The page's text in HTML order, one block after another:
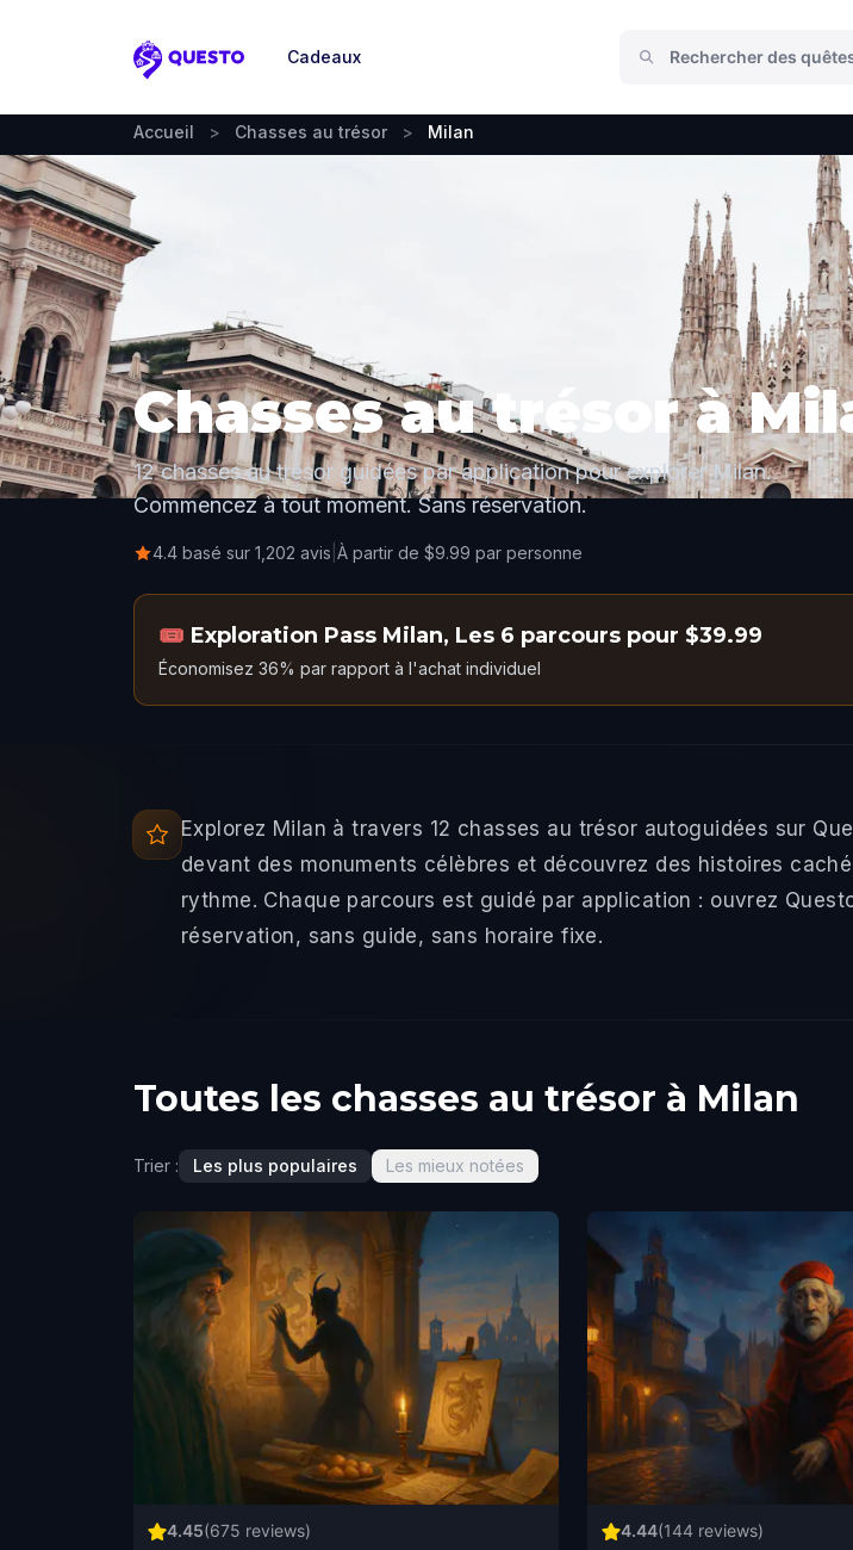
Questo
Cadeaux
Accueil > Chasses au trésor > Milan
Chasses au trésor à
12 chasses au trésor guidées par application pour explorer Milan.
Commencez à tout moment. Sans réservation.
4.4 basé sur 1,202 avis À partir de $9.99 par personne
🎟️ Exploration Pass Milan, Les 6 parcours pour $39.99
Économisez 36% par rapport à l'achat individuel
Explorez Milan à travers 12 chasses au trésor autoguidées sur
devant des monuments célèbres et découvrez des histoires
rythme. Chaque parcours est guidé par application : ouvrez
réservation, sans guide, sans horaire fixe.
Toutes les chasses au trésor à Milan
Trier : Les plus populaires Les mieux notées
4.45(675 reviews) 4.44(144 reviews)